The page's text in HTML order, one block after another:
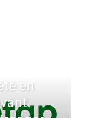
:
la diaspora